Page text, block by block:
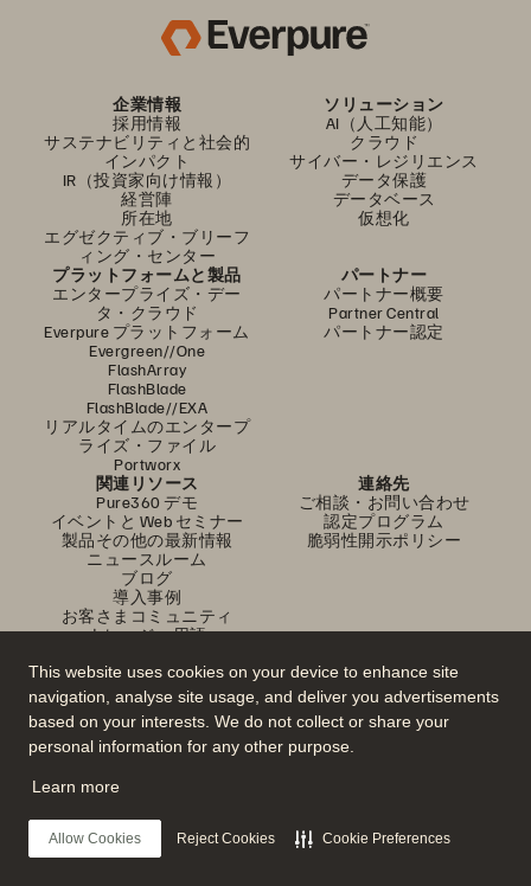
This website uses cookies on your device to enhance site
navigation, analyse site usage, and deliver you advertisements
based on your interests. We do not collect or share your
personal information for any other purpose.
Learn more
Allow Cookies Reject Cookies Cookie Preferences
企業情報
採用情報
サステナビリティと社会的
インパクト
IR（投資家向け情報）
経営陣
所在地
エグゼクティブ・ブリーフ
ィング・センター
ソリューション
AI（人工知能）
クラウド
サイバー・レジリエンス
データ保護
データベース
仮想化
プラットフォームと製品
エンタープライズ・デー
タ・クラウド
Everpure プラットフォーム
Evergreen//One
FlashArray
FlashBlade
FlashBlade//EXA
リアルタイムのエンタープ
ライズ・ファイル
Portworx
パートナー
パートナー概要
Partner Central
パートナー認定
関連リソース
Pure360 デモ
イベントと Web セミナー
製品その他の最新情報
ニュースルーム
ブログ
導入事例
お客さまコミュニティ
ナレッジ・用語
連絡先
ご相談・お問い合わせ
認定プログラム
脆弱性開示ポリシー
公式 SNS
是非フォローをお願いします！
© 2026 Everpure, Inc. 無断転用は禁止されています。
プライバシー・ポリシーWeb サイト利用規約 法務関連 トラスト・センター